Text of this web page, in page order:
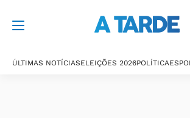
ÚLTIMAS NOTÍCIASELEIÇÕES 2026POLÍTICA